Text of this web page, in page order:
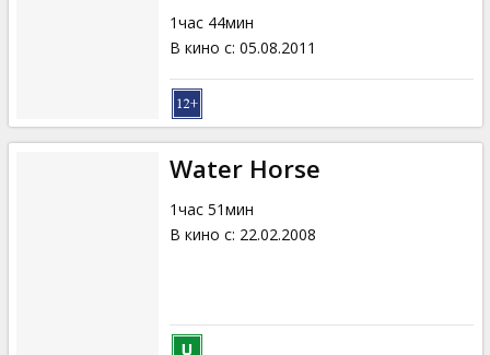
1час 44мин
В кино с: 05.08.2011
Water Horse
1час 51мин
В кино с: 22.02.2008